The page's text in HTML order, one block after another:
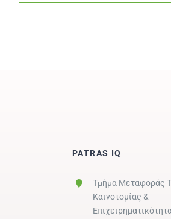
PATRAS IQ
Τμήμα Μεταφοράς
Καινοτομίας &